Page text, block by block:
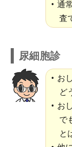
通
査
尿細胞診
お
ど
お
で
と